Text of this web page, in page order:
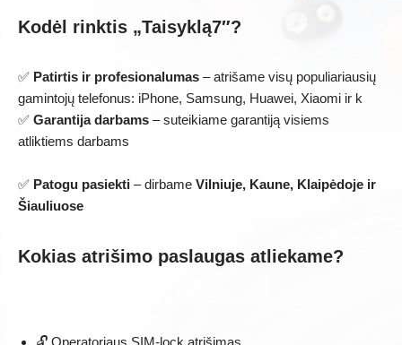
Kodėl rinktis „Taisyklą7″?
✅ Patirtis ir profesionalumas – atrišame visų populiariausių
gamintojų telefonus: iPhone, Samsung, Huawei, Xiaomi ir k
✅ Garantija darbams – suteikiame garantiją visiems
atliktiems darbams
✅ Patogu pasiekti – dirbame Vilniuje, Kaune, Klaipėdoje ir
Šiauliuose
Kokias atrišimo paslaugas atliekame?
🔓 Operatoriaus SIM-lock atrišimas